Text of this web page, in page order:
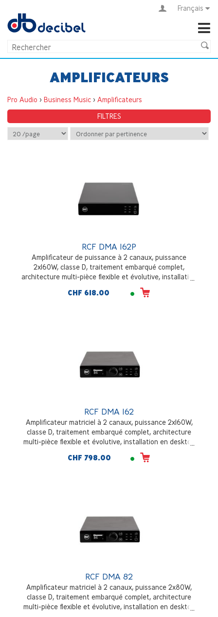
Français
AMPLIFICATEURS
Pro Audio > Business Music > Amplificateurs
FILTRES
RCF DMA 162P
Amplificateur de puissance à 2 canaux, puissance
2x160W, classe D, traitement embarqué complet,
architecture multi-pièce flexible et évolutive, installation
en desktop ou en rack
CHF 618.00
RCF DMA 162
Amplificateur matriciel à 2 canaux, puissance 2x160W,
classe D, traitement embarqué complet, architecture
multi-pièce flexible et évolutive, installation en desktop
CHF 798.00
RCF DMA 82
Amplificateur matriciel à 2 canaux, puissance 2x80W,
classe D, traitement embarqué complet, architecture
multi-pièce flexible et évolutive, installation en desktop